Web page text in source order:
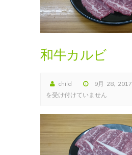
和牛カルビ
child
9月 28, 2017
和
ル
は
を受け付けていません